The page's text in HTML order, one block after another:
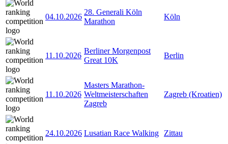
04.10.2026
28. Generali Köln
Marathon
Köln
11.10.2026
Berliner Morgenpost
Great 10K
Berlin
11.10.2026
Masters Marathon-
Weltmeisterschaften
Zagreb
Zagreb (Kroatien)
24.10.2026 Lusatian Race Walking Zittau